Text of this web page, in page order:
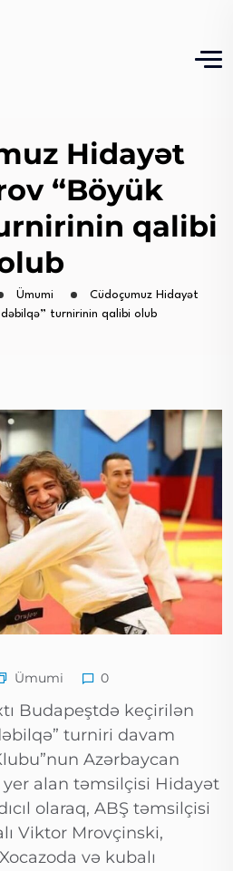
Hidayət
“Böyük
qalibi
Ümumi
Cüdoçumuz Hidayət
dəbilqə” turnirinin qalibi olub
Ümumi 0
Budapeştdə keçirilən
turniri davam
Azərbaycan
alan təmsilçisi Hidayət
olaraq, ABŞ təmsilçisi
Viktor Mrovçinski,
və kubalı